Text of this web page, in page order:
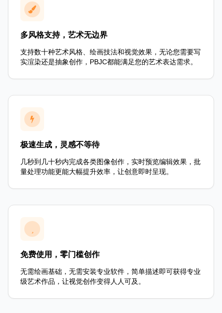
多风格支持，艺术无边界
支持数十种艺术风格、绘画技法和视觉效果，无论您需要写
实渲染还是抽象创作，PBJC都能满足您的艺术表达需求。
极速生成，灵感不等待
几秒到几十秒内完成各类图像创作，实时预览编辑效果，批
量处理功能更能大幅提升效率，让创意即时呈现。
免费使用，零门槛创作
无需绘画基础，无需安装专业软件，简单描述即可获得专业
级艺术作品，让视觉创作变得人人可及。